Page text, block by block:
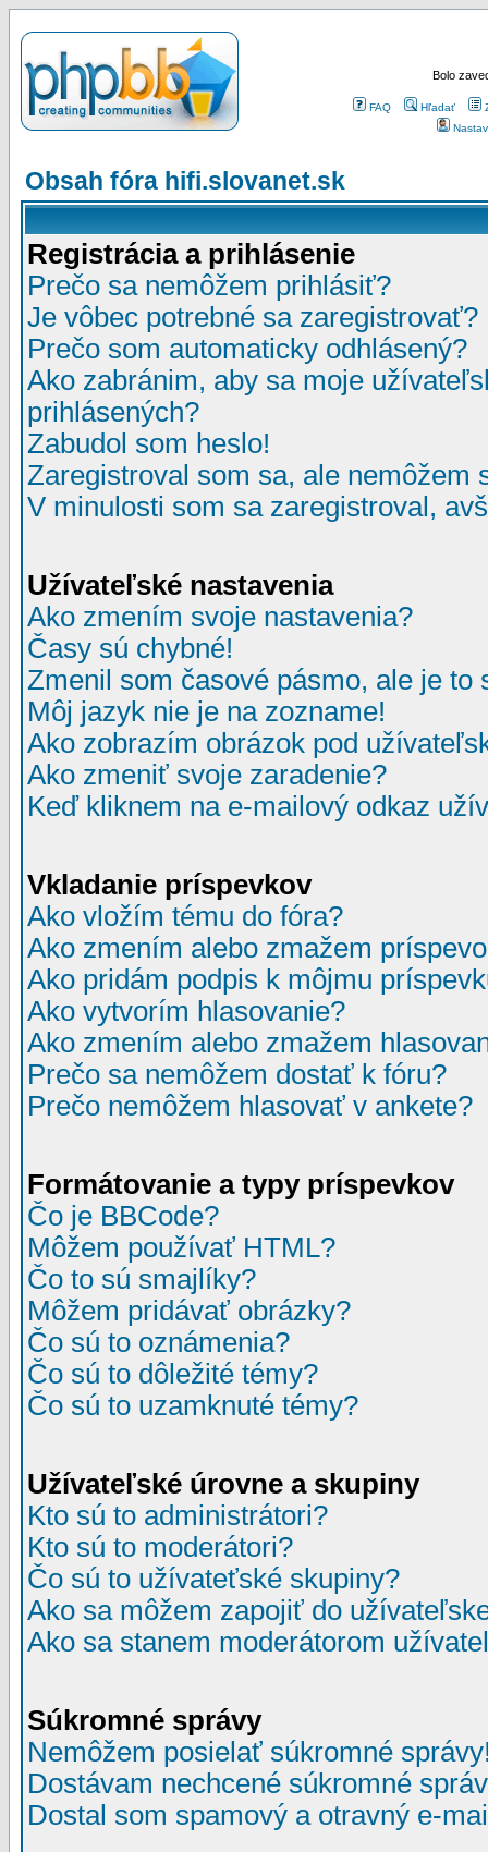
Bolo
FAQ Hľadať
Obsah fóra hifi.slovanet.sk
Registrácia a prihlásenie
Prečo sa nemôžem prihlásiť?
Je vôbec potrebné sa zaregistrovať?
Prečo som automaticky odhlásený?
Ako zabránim, aby sa moje
prihlásených?
Zabudol som heslo!
Zaregistroval som sa, ale nemôžem
V minulosti som sa zaregistroval,
Užívateľské nastavenia
Ako zmením svoje nastavenia?
Časy sú chybné!
Zmenil som časové pásmo, ale je to
Môj jazyk nie je na zozname!
Ako zobrazím obrázok pod
Ako zmeniť svoje zaradenie?
Keď kliknem na e-mailový odkaz
Vkladanie príspevkov
Ako vložím tému do fóra?
Ako zmením alebo zmažem
Ako pridám podpis k môjmu
Ako vytvorím hlasovanie?
Ako zmením alebo zmažem
Prečo sa nemôžem dostať k fóru?
Prečo nemôžem hlasovať v ankete?
Formátovanie a typy príspevkov
Čo je BBCode?
Môžem používať HTML?
Čo to sú smajlíky?
Môžem pridávať obrázky?
Čo sú to oznámenia?
Čo sú to dôležité témy?
Čo sú to uzamknuté témy?
Užívateľské úrovne a skupiny
Kto sú to administrátori?
Kto sú to moderátori?
Čo sú to užívateťské skupiny?
Ako sa môžem zapojiť do
Ako sa stanem moderátorom
Súkromné správy
Nemôžem posielať súkromné
Dostávam nechcené súkromné
Dostal som spamový a otravný e-